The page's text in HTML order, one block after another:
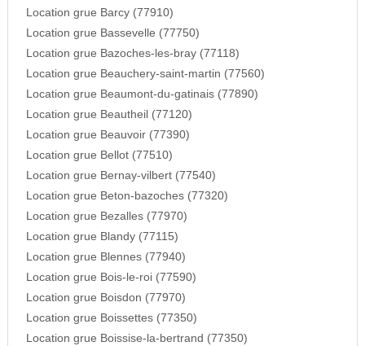
Location grue Barcy (77910)
Location grue Bassevelle (77750)
Location grue Bazoches-les-bray (77118)
Location grue Beauchery-saint-martin (77560)
Location grue Beaumont-du-gatinais (77890)
Location grue Beautheil (77120)
Location grue Beauvoir (77390)
Location grue Bellot (77510)
Location grue Bernay-vilbert (77540)
Location grue Beton-bazoches (77320)
Location grue Bezalles (77970)
Location grue Blandy (77115)
Location grue Blennes (77940)
Location grue Bois-le-roi (77590)
Location grue Boisdon (77970)
Location grue Boissettes (77350)
Location grue Boissise-la-bertrand (77350)